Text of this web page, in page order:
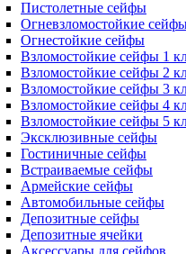
Пистолетные сейфы
Огневзломостойкие
Огнестойкие сейфы
Взломостойкие сейфы 1
Взломостойкие сейфы 2
Взломостойкие сейфы 3
Взломостойкие сейфы 4
Взломостойкие сейфы 5
Эксклюзивные сейфы
Гостиничные сейфы
Встраиваемые сейфы
Армейские сейфы
Автомобильные сейфы
Депозитные сейфы
Депозитные ячейки
Аксессуары для сейфов